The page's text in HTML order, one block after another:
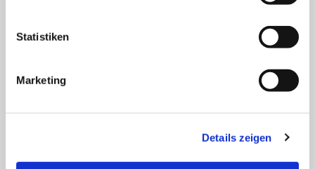
Statistiken
Marketing
Details zeigen
33106 Paderborn
Gemeindebüro